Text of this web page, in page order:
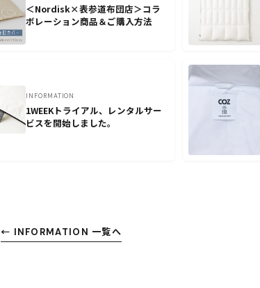
＜Nordisk×表参道布団店＞コラ
ボレーション商品＆ご購入方法
INFORMATION
1WEEKトライアル、レンタルサー
ビスを開始しました。
← INFORMATION 一覧へ